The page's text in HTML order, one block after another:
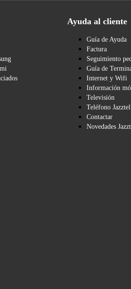
Ayuda al cliente
Guía de Ayuda
Factura
Seguimiento
Guía de
Internet y Wifi
Información
Televisión
Teléfono Jazztel
Contactar
Novedades